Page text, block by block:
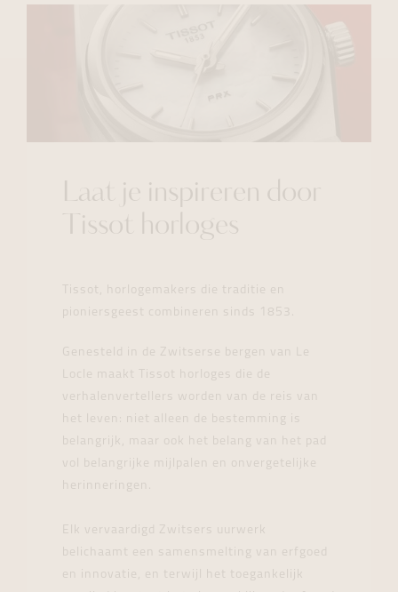
Laat je inspireren door
Tissot horloges
Tissot, horlogemakers die traditie en
pioniersgeest combineren sinds 1853.
Genesteld in de Zwitserse bergen van Le
Locle maakt Tissot horloges die de
verhalenvertellers worden van de reis van
het leven: niet alleen de bestemming is
belangrijk, maar ook het belang van het pad
vol belangrijke mijlpalen en onvergetelijke
herinneringen.
Elk vervaardigd Zwitsers uurwerk
belichaamt een samensmelting van erfgoed
en innovatie, en terwijl het toegankelijk